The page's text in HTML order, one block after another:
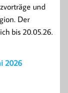
und
Der
bis 20.05.26.
2026